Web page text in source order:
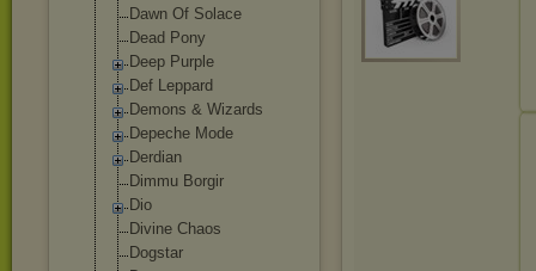
Dawn Of Solace
Dead Pony
Deep Purple
Def Leppard
Demons & Wizards
Depeche Mode
Derdian
Dimmu Borgir
Dio
Divine Chaos
Dogstar